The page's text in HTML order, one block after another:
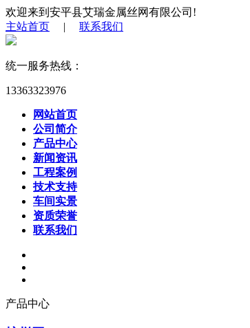
欢迎来到安平县艾瑞金属丝网有限公司!
主站首页 | 联系我们
统一服务热线：
13363323976
网站首页
公司简介
产品中心
新闻资讯
工程案例
技术支持
车间实景
资质荣誉
联系我们
产品中心